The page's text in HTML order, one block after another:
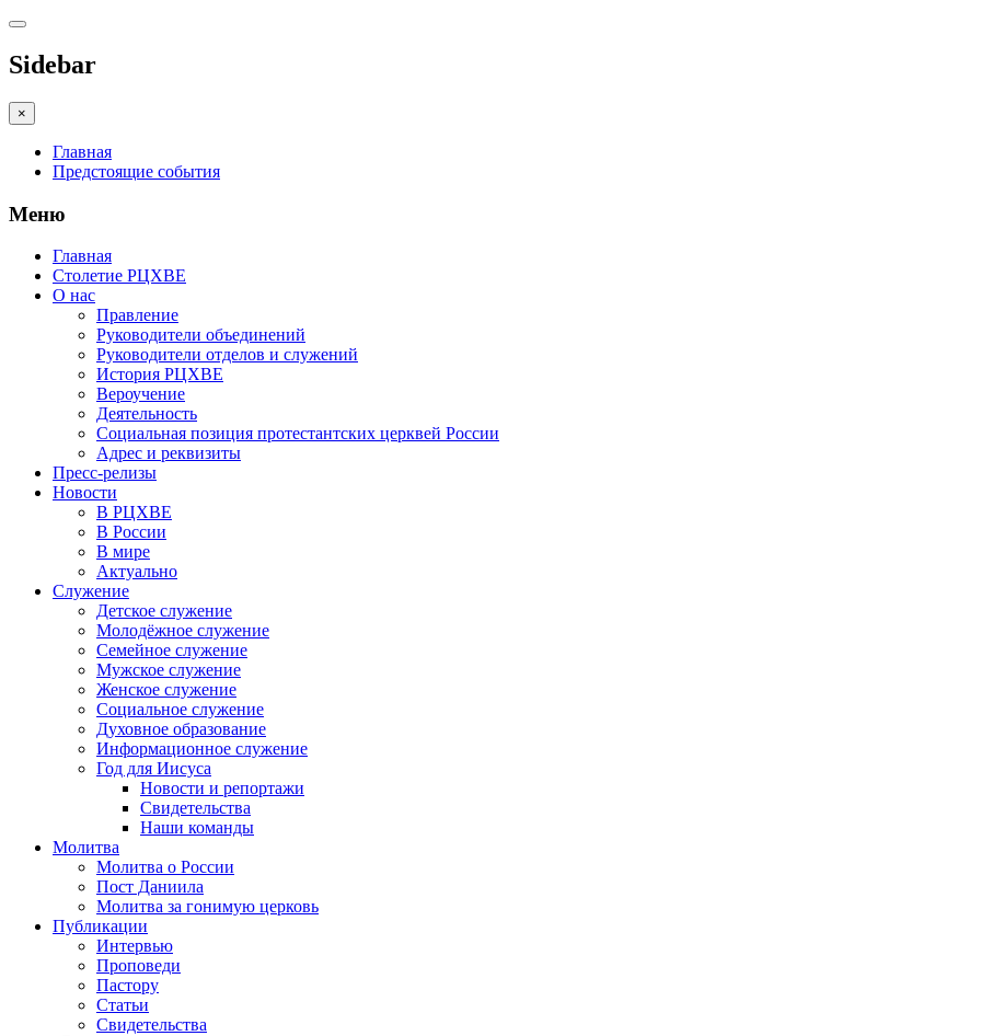
Sidebar
×
Главная
Предстоящие события
Меню
Главная
Столетие РЦХВЕ
О нас
Правление
Руководители объединений
Руководители отделов и служений
История РЦХВЕ
Вероучение
Деятельность
Социальная позиция протестантских церквей России
Адрес и реквизиты
Пресс-релизы
Новости
В РЦХВЕ
В России
В мире
Актуально
Служение
Детское служение
Молодёжное служение
Семейное служение
Мужское служение
Женское служение
Социальное служение
Духовное образование
Информационное служение
Год для Иисуса
Новости и репортажи
Свидетельства
Наши команды
Молитва
Молитва о России
Пост Даниила
Молитва за гонимую церковь
Публикации
Интервью
Проповеди
Пастору
Статьи
Свидетельства